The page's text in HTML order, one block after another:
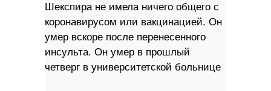
Шекспира не имела ничего общего с
коронавирусом или вакцинацией. Он
умер вскоре после перенесенного
инсульта. Он умер в прошлый
четверг в университетской больнице